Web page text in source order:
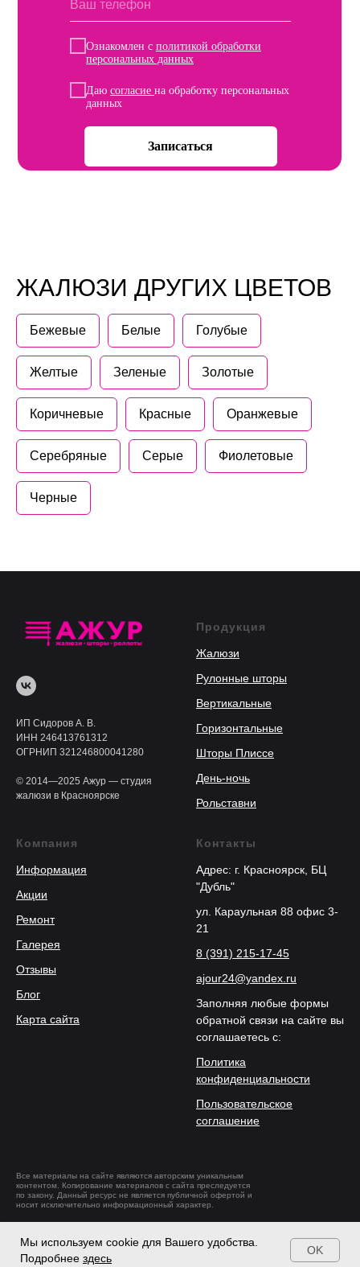
Ознакомлен с политикой обработки
персональных данных
Даю согласие на обработку персональных
данных
Записаться
ЖАЛЮЗИ ДРУГИХ ЦВЕТОВ
Бежевые Белые Голубые
Желтые Зеленые Золотые
Коричневые Красные Оранжевые
Серебряные Серые Фиолетовые
Черные
ИП Сидоров А. В.
ИНН 246413761312
ОГРНИП 321246800041280
© 2014—2025 Ажур — студия
жалюзи в Красноярске
Продукция
Жалюзи
Рулонные шторы
Вертикальные
Горизонтальные
Шторы Плиссе
День-ночь
Рольставни
Компания
Информация
Акции
Ремонт
Галерея
Отзывы
Блог
Карта сайта
Контакты
Адрес: г. Красноярск, БЦ
"Дубль"
ул. Караульная 88 офис 3-
21
8 (391) 215-17-45
ajour24@yandex.ru
Заполняя любые формы
обратной связи на сайте вы
соглашаетесь с:
Политика
конфиденциальности
Пользовательское
соглашение
продвижение
Все материалы на сайте являются авторским уникальным
контентом. Копирование материалов с сайта преследуется
по закону. Данный ресурс не является публичной офертой и
носит исключительно информационный характер.
Мы используем cookie для Вашего удобства.
Подробнее здесь
OK